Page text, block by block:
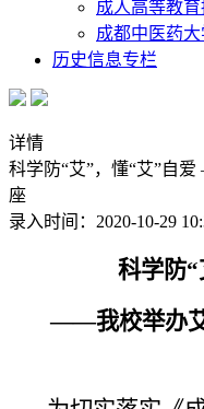
成人高等教
成都中医药
历史信息专栏
详情
科学防“艾”，懂“艾”自
座
录入时间：2020-10-29
科学防
——我校举办